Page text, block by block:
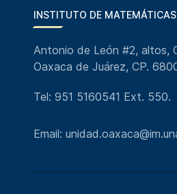
INSTITUTO DE
Antonio de León #2, altos,
Oaxaca de Juárez, CP.
Tel: 951 5160541 Ext. 550.
Email: